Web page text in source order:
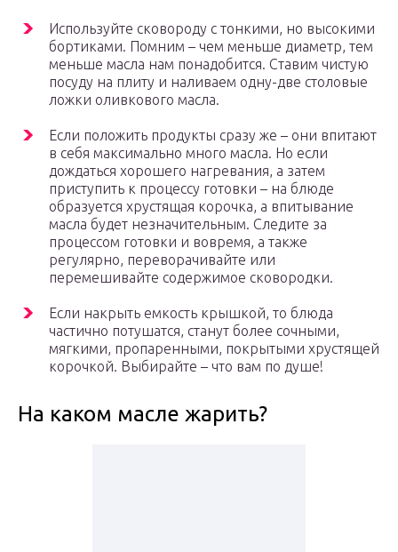
Используйте сковороду с тонкими, но высокими
бортиками. Помним – чем меньше диаметр, тем
меньше масла нам понадобится. Ставим чистую
посуду на плиту и наливаем одну-две столовые
ложки оливкового масла.
Если положить продукты сразу же – они впитают
в себя максимально много масла. Но если
дождаться хорошего нагревания, а затем
приступить к процессу готовки – на блюде
образуется хрустящая корочка, а впитывание
масла будет незначительным. Следите за
процессом готовки и вовремя, а также
регулярно, переворачивайте или
перемешивайте содержимое сковородки.
Если накрыть емкость крышкой, то блюда
частично потушатся, станут более сочными,
мягкими, пропаренными, покрытыми хрустящей
корочкой. Выбирайте – что вам по душе!
На каком масле жарить?